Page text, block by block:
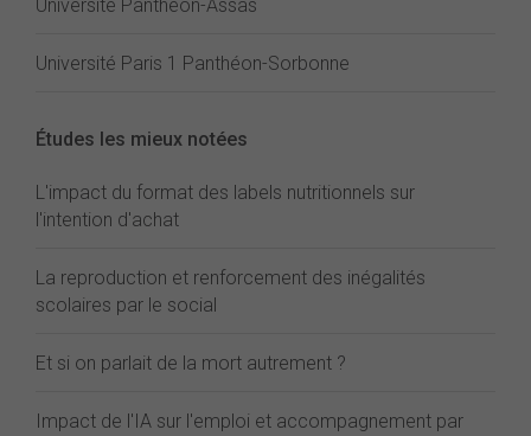
Université Panthéon-Assas
Université Paris 1 Panthéon-Sorbonne
Études les mieux notées
L'impact du format des labels nutritionnels sur
l'intention d'achat
La reproduction et renforcement des inégalités
scolaires par le social
Et si on parlait de la mort autrement ?
Impact de l'IA sur l'emploi et accompagnement par